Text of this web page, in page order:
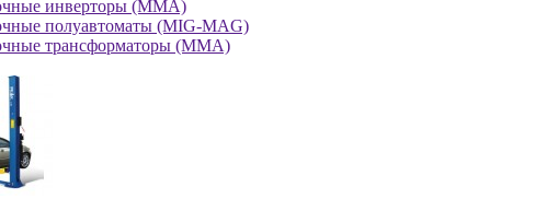
инверторы (MMA)
полуавтоматы (MIG-MAG)
трансформаторы (MMA)